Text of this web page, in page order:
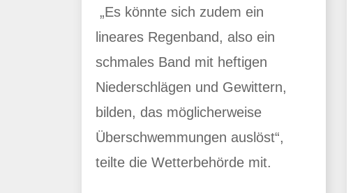
„Es könnte sich zudem ein
lineares Regenband, also ein
schmales Band mit heftigen
Niederschlägen und Gewittern,
bilden, das möglicherweise
Überschwemmungen auslöst“,
teilte die Wetterbehörde mit.